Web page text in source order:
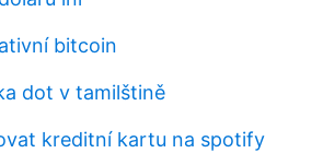
bitcoin
dot v tamilštině
kreditní kartu na spotify